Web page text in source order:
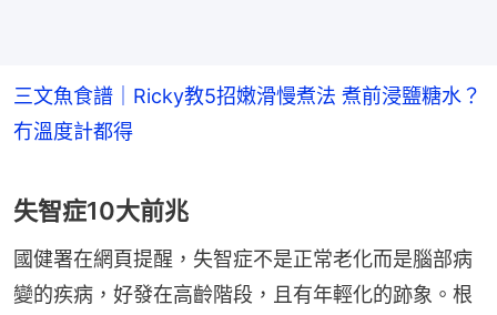
三文魚食譜｜Ricky教5招嫩滑慢煮法 煮前浸鹽糖水？
冇溫度計都得
失智症10大前兆
國健署在網頁提醒，失智症不是正常老化而是腦部病
變的疾病，好發在高齡階段，且有年輕化的跡象。根